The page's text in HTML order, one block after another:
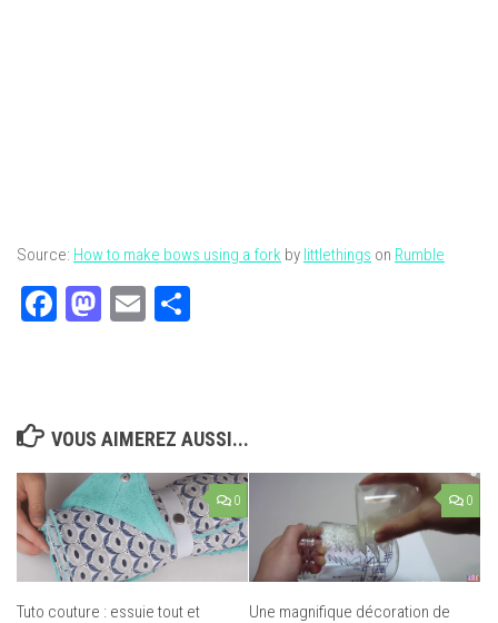
Source: How to make bows using a fork by littlethings on Rumble
Facebook
Mastodon
Email
VOUS AIMEREZ AUSSI...
0
Tuto couture : essuie tout et
0
Une magnifique décoration de